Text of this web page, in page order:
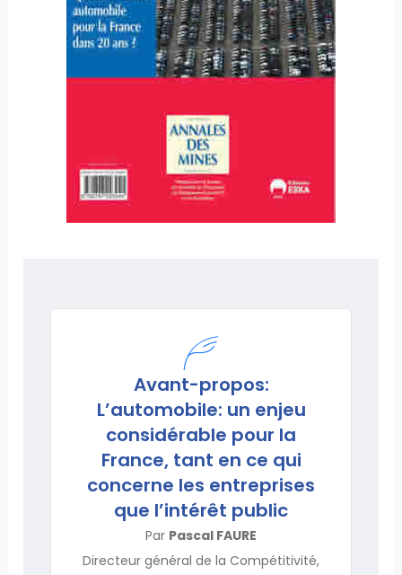
Avant-propos:
L’automobile: un enjeu
considérable pour la
France, tant en ce qui
concerne les entreprises
que l’intérêt public
Par Pascal FAURE
Directeur général de la Compétitivité,